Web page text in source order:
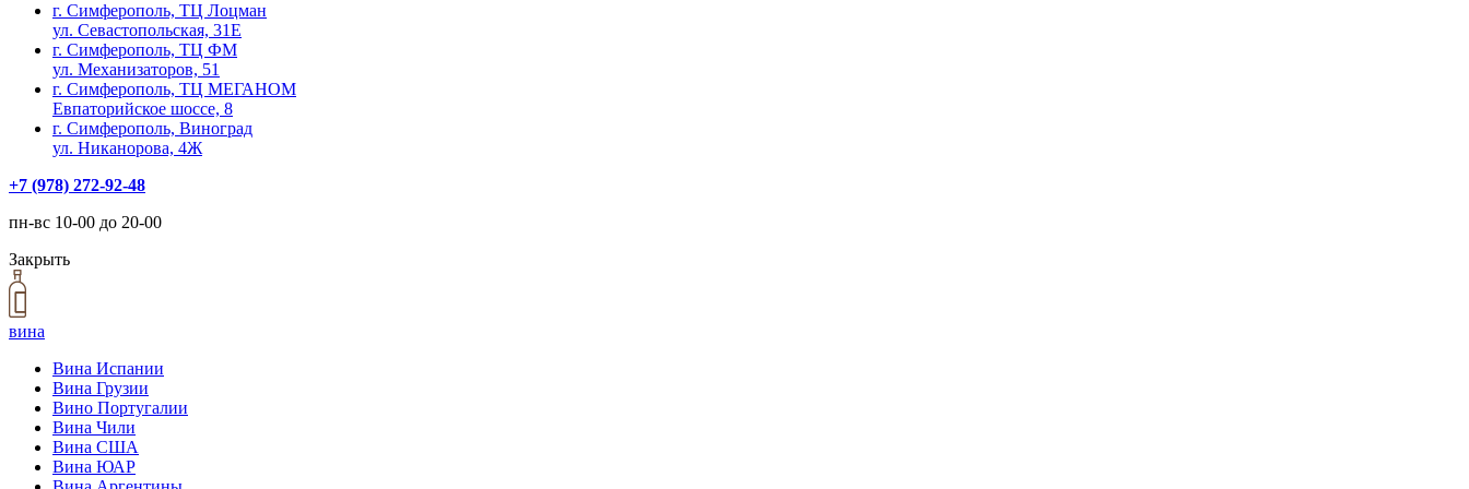
г. Симферополь, ТЦ Лоцман
ул. Севастопольская, 31Е
г. Симферополь, ТЦ ФМ
ул. Механизаторов, 51
г. Симферополь, ТЦ МЕГАНОМ
Евпаторийское шоссе, 8
г. Симферополь, Виноград
ул. Никанорова, 4Ж
+7 (978) 272-92-48
пн-вс 10-00 до 20-00
Закрыть
вина
Вина Испании
Вина Грузии
Вино Португалии
Вина Чили
Вина США
Вина ЮАР